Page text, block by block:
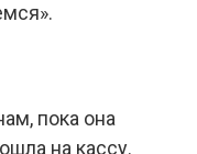
пока она
на кассу.